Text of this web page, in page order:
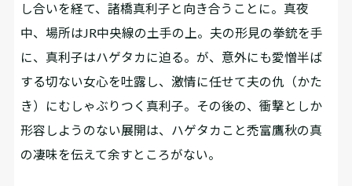
し合いを経て、諸橋真利子と向き合うことに。真夜
中、場所はJR中央線の土手の上。夫の形見の拳銃を手
に、真利子はハゲタカに迫る。が、意外にも愛憎半ば
する切ない女心を吐露し、激情に任せて夫の仇（かた
き）にむしゃぶりつく真利子。その後の、衝撃としか
形容しようのない展開は、ハゲタカこと禿富鷹秋の真
の凄味を伝えて余すところがない。